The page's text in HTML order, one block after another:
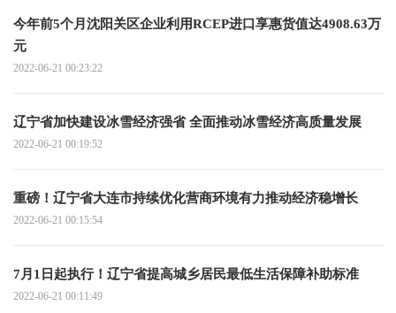
今年前5个月沈阳关区企业利用RCEP进口享惠货值达4908.63万
元
2022-06-21 00:23:22
辽宁省加快建设冰雪经济强省 全面推动冰雪经济高质量发展
2022-06-21 00:19:52
重磅！辽宁省大连市持续优化营商环境有力推动经济稳增长
2022-06-21 00:15:54
7月1日起执行！辽宁省提高城乡居民最低生活保障补助标准
2022-06-21 00:11:49